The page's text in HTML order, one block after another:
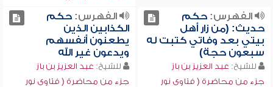
الفهرس:حكم
حديث: (من زار أهل
بيتي بعد وفاتي كتبت له
سبعون حجة)
للشيخ: عبد العزيز بن باز
جزء من محاضرة ( فتاوى نور
الفهرس:حكم
الكذابين الذين
يطعنون أنفسهم
ويدعون غير الله
للشيخ: عبد العزيز بن باز
جزء من محاضرة ( فتاوى نور